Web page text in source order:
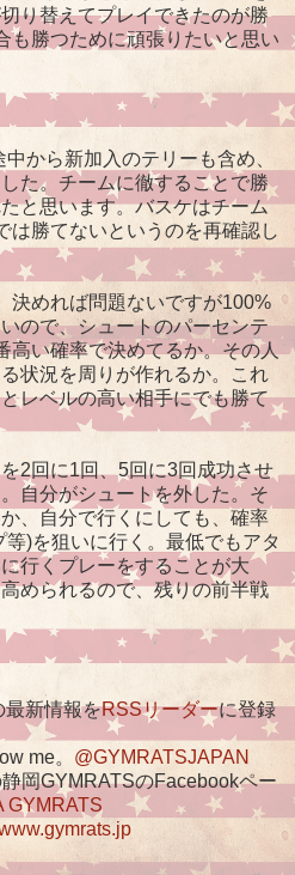
り替えてプレイできたのが勝
も勝つために頑張りたいと思い
から新加入のテリーも含め、
た。チームに徹することで勝
と思います。バスケはチーム
は勝てないというのを再確認し
決めれば問題ないですが100%
ので、シュートのパーセンテ
高い確率で決めてるか。その人
状況を周りが作れるか。これ
レベルの高い相手にでも勝て
2回に1回、5回に3回成功させ
自分がシュートを外した。そ
、自分で行くにしても、確率
)を狙いに行く。最低でもアタ
行くプレーをすることが大
められるので、残りの前半戦
最新情報をRSSリーダーに登録
me。 @GYMRATSJAPAN
岡GYMRATSのFacebookペー
GYMRATS